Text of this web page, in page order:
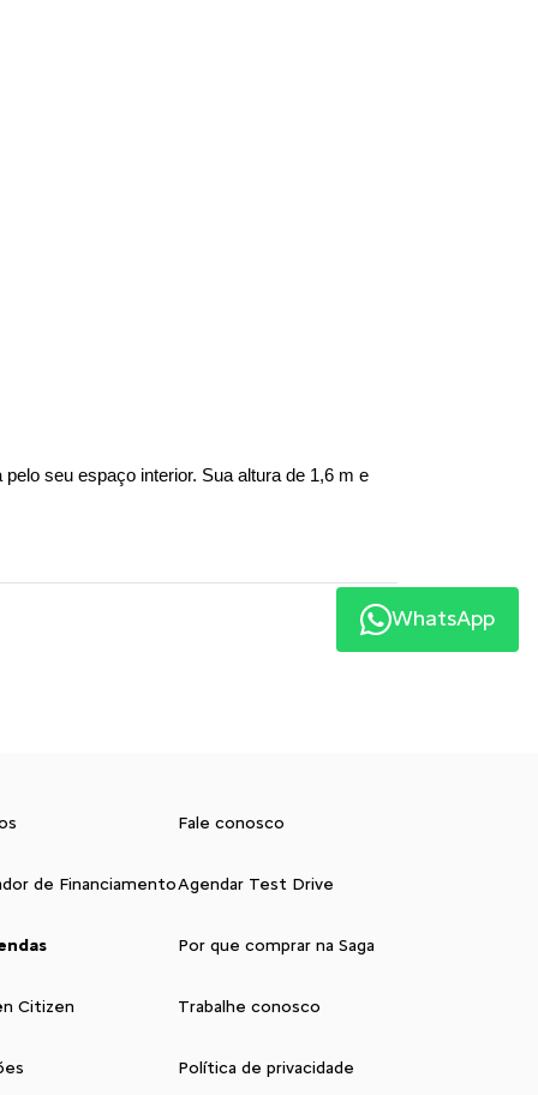
seu espaço interior. Sua altura de 1,6 m e
de Financiamento
Citizen
Fale conosco
Agendar Test Drive
Por que comprar na Saga
Trabalhe conosco
Política de privacidade
WhatsApp